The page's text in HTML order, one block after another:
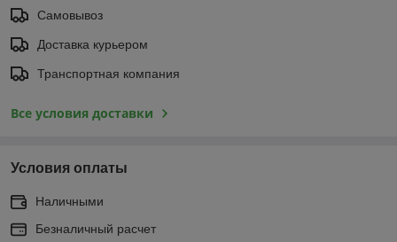
Самовывоз
Доставка курьером
Транспортная компания
Все условия доставки
Условия оплаты
Наличными
Безналичный расчет